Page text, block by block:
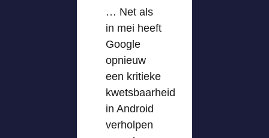
… Net als
in mei heeft
Google
opnieuw
een kritieke
kwetsbaarheid
in Android
verholpen